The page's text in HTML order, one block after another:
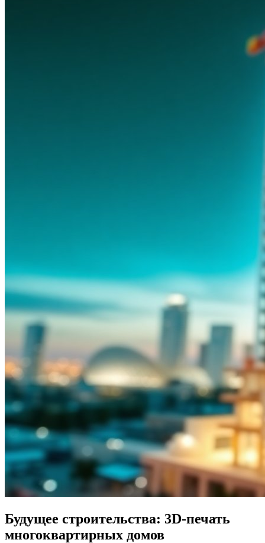
Будущее строительства: 3D-печать
многоквартирных домов